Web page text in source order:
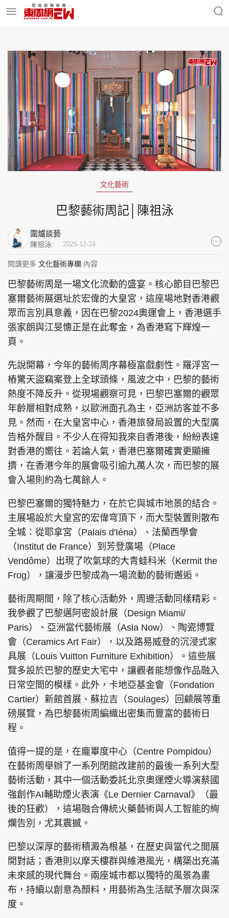
明星名人 時事財經
東周Ladies 優享生活
東周食玩通 會員活動
集團旗下品牌
東周刊 cazbuyer 東Touch
頭條日報 星島環球 The Standard
親子王 Oh!爸媽 JobMarket
頭條搵工 EDUPLUS
關於我們
聯絡我們
使用條款
版權及免責聲明
Copyright © 東周網 版權所有 . 不得轉載
©Eastweek.com.hk. All rights reserved.
文化藝術
巴黎藝術周記│陳祖泳
圍爐談藝
陳祖泳 2025-12-24
閱讀更多 文化藝術專欄 內容
巴黎藝術周是一場文化流動的盛宴。核心節目巴黎巴
塞爾藝術展選址於宏偉的大皇宮，這座場地對香港觀
眾而言別具意義，因在巴黎2024奧運會上，香港選手
張家朗與江旻憓正是在此奪金，為香港寫下輝煌一
頁。
先說開幕，今年的藝術周序幕極富戲劇性。羅浮宮一
樁驚天盜竊案登上全球頭條，風波之中，巴黎的藝術
熱度不降反升。從現場觀察可見，巴黎巴塞爾的觀眾
年齡層相對成熟，以歐洲面孔為主，亞洲訪客並不多
見。然而，在大皇宮中心，香港旅發局設置的大型廣
告格外醒目。不少人在得知我來自香港後，紛紛表達
對香港的嚮往。若論人氣，香港巴塞爾確實更顯擁
擠，在香港今年的展會吸引逾九萬人次，而巴黎的展
會入場則約為七萬餘人。
巴黎巴塞爾的獨特魅力，在於它與城市地景的結合。
主展場設於大皇宮的宏偉穹頂下，而大型裝置則散布
全城：從耶拿宮（Palais d'Iéna）、法蘭西學會
（Institut de France）到芳登廣場（Place
Vendôme）出現了吹氣球的大青蛙科米（Kermit the
Frog），讓漫步巴黎成為一場流動的藝術邂逅。
藝術周期間，除了核心活動外，周邊活動同樣精彩。
我參觀了巴黎邁阿密設計展（Design Miami/
Paris）、亞洲當代藝術展（Asia Now）、陶瓷博覽
會（Ceramics Art Fair），以及路易威登的沉浸式家
具展（Louis Vuitton Furniture Exhibition）。這些展
覽多設於巴黎的歷史大宅中，讓觀者能想像作品融入
日常空間的模樣。此外，卡地亞基金會（Fondation
Cartier）新館首展、蘇拉吉（Soulages）回顧展等重
磅展覽，為巴黎藝術周編織出密集而豐富的藝術日
程。
值得一提的是，在龐畢度中心（Centre Pompidou）
在藝術周舉辦了一系列閉館改建前的最後一系列大型
藝術活動，其中一個活動委託北京奧運煙火導演蔡國
強創作AI輔助煙火表演《Le Dernier Carnaval》（最
後的狂歡），這場融合傳統火藥藝術與人工智能的絢
爛告別，尤其震撼。
巴黎以深厚的藝術積澱為根基，在歷史與當代之間展
開對話；香港則以摩天樓群與維港風光，構築出充滿
未來感的現代舞台。兩座城市都以獨特的風景為畫
布，持續以創意為顏料，用藝術為生活賦予層次與深
度。